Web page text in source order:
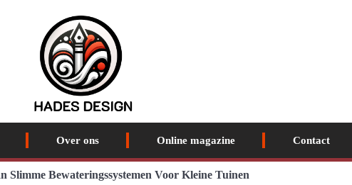
Over ons Online magazine Contact
Slimme Bewateringssystemen Voor Kleine Tuinen